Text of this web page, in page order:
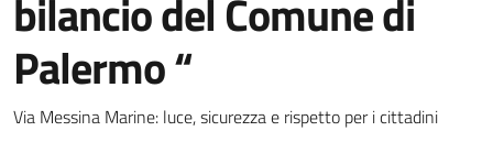
bilancio del Comune di
Palermo “
Dettagli della notizia
Via Messina Marine: luce, sicurezza e rispetto per i cittadini